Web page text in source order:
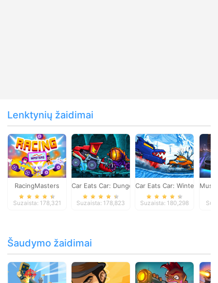
Lenktynių žaidimai
RacingMasters
Suzaista: 178,321
Car Eats Car: Dungeon Adventure
Suzaista: 178,823
Car Eats Car: Winter
Suzaista: 180,298
Šaudymo žaidimai